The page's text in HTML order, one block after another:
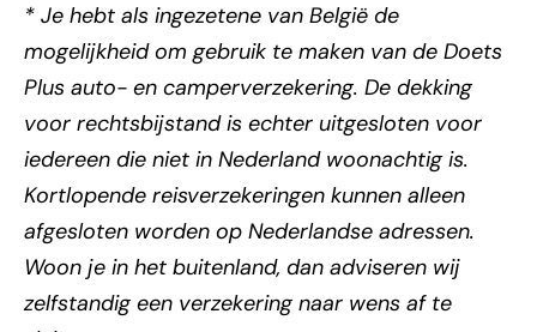
* Je hebt als ingezetene van België de
mogelijkheid om gebruik te maken van de Doets
Plus auto- en camperverzekering. De dekking
voor rechtsbijstand is echter uitgesloten voor
iedereen die niet in Nederland woonachtig is.
Kortlopende reisverzekeringen kunnen alleen
afgesloten worden op Nederlandse adressen.
Woon je in het buitenland, dan adviseren wij
zelfstandig een verzekering naar wens af te